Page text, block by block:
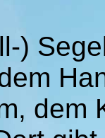
)
dem